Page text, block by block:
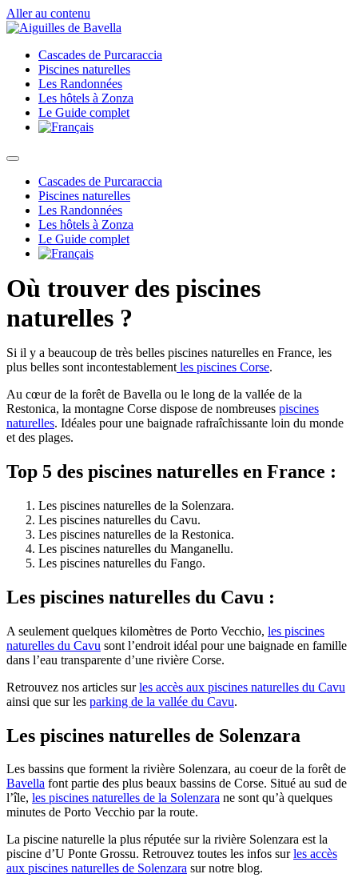
Aller au contenu
Cascades de Purcaraccia
Piscines naturelles
Les Randonnées
Les hôtels à Zonza
Le Guide complet
Cascades de Purcaraccia
Piscines naturelles
Les Randonnées
Les hôtels à Zonza
Le Guide complet
Où trouver des piscines
naturelles ?
Si il y a beaucoup de très belles piscines naturelles en France, les
plus belles sont incontestablement les piscines Corse.
Au cœur de la forêt de Bavella ou le long de la vallée de la
Restonica, la montagne Corse dispose de nombreuses piscines
naturelles. Idéales pour une baignade rafraîchissante loin du monde
et des plages.
Top 5 des piscines naturelles en France :
Les piscines naturelles de la Solenzara.
Les piscines naturelles du Cavu.
Les piscines naturelles de la Restonica.
Les piscines naturelles du Manganellu.
Les piscines naturelles du Fango.
Les piscines naturelles du Cavu :
A seulement quelques kilomètres de Porto Vecchio, les piscines
naturelles du Cavu sont l’endroit idéal pour une baignade en famille
dans l’eau transparente d’une rivière Corse.
Retrouvez nos articles surles accès aux piscines naturelles du Cavu
ainsi que sur les parking de la vallée du Cavu.
Les piscines naturelles de Solenzara
Les bassins que forment la rivière Solenzara, au coeur de la forêt de
Bavella font partie des plus beaux bassins de Corse. Situé au sud de
l’île, les piscines naturelles de la Solenzara ne sont qu’à quelques
minutes de Porto Vecchio par la route.
La piscine naturelle la plus réputée sur la rivière Solenzara est la
piscine d’U Ponte Grossu. Retrouvez toutes les infos surles accès
aux piscines naturelles de Solenzara sur notre blog.